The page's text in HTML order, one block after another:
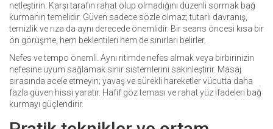
netleştirin. Karşı tarafın rahat olup olmadığını düzenli sormak bağ
kurmanın temelidir. Güven sadece sözle olmaz; tutarlı davranış,
temizlik ve rıza da aynı derecede önemlidir. Bir seans öncesi kısa bir
ön görüşme, hem beklentileri hem de sınırları belirler.
Nefes ve tempo önemli. Aynı ritimde nefes almak veya birbirinizin
nefesine uyum sağlamak sinir sistemlerini sakinleştirir. Masaj
sırasında acele etmeyin; yavaş ve sürekli hareketler vücutta daha
fazla güven hissi yaratır. Hafif göz teması ve rahat yüz ifadeleri bağ
kurmayı güçlendirir.